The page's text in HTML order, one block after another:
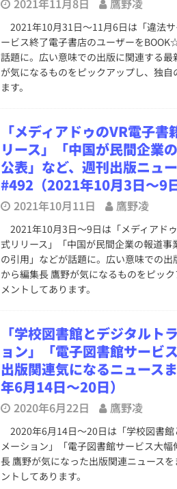
2021年11月8日 鷹野凌
2021年10月31日～11月6日は「違法
ービス終了電子書店のユーザーを
話題に。広い意味での出版に関連する
が気になるものをピックアップし、独自
ます。
「メディアドゥのVR電子書
リース」「中国が民間企業
公表」など、週刊出版ニュ
#492（2021年10月3日～9日
2021年10月11日 鷹野凌
2021年10月3日～9日は「メディアド
式リリース」「中国が民間企業の報道事
の引用」などが話題に。広い意味での
から編集長 鷹野が気になるものをピッ
メントしてあります。
「学校図書館とデジタルト
ョン」「電子図書館サービ
出版関連気になるニュース
年6月14日～20日）
2020年6月22日 鷹野凌
2020年6月14日～20日は「学校図書
メーション」「電子図書館サービス大
長 鷹野が気になった出版関連ニュース
ントしてあります。